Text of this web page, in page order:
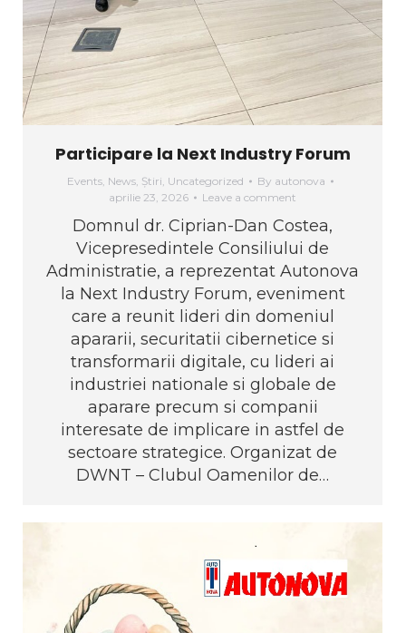
Participare la Next Industry Forum
Events, News, Știri Uncategorized By autonova
aprilie 23, 2026
Leave a comment
Domnul dr. Ciprian-Dan Costea,
Vicepresedintele Consiliului de
Administratie, a reprezentat Autonova
la Next Industry Forum, eveniment
care a reunit lideri din domeniul
apararii, securitatii cibernetice si
transformarii digitale, cu lideri ai
industriei nationale si globale de
aparare precum si companii
interesate de implicare in astfel de
sectoare strategice. Organizat de
DWNT – Clubul Oamenilor de…